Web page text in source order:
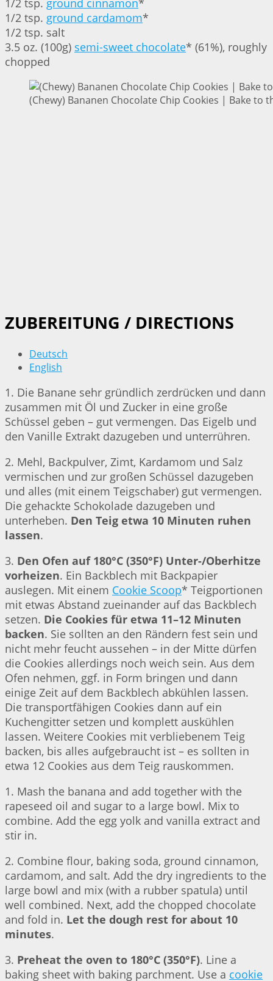
1/2 tsp. ground cinnamon*
1/2 tsp. ground cardamom*
1/2 tsp. salt
3.5 oz. (100g) semi-sweet chocolate* (61%), roughly
chopped
(Chewy) Bananen Chocolate Chip Cookies | Bake to
ZUBEREITUNG / DIRECTIONS
Deutsch
English
1. Die Banane sehr gründlich zerdrücken und dann
zusammen mit Öl und Zucker in eine große
Schüssel geben – gut vermengen. Das Eigelb und
den Vanille Extrakt dazugeben und unterrühren.
2. Mehl, Backpulver, Zimt, Kardamom und Salz
vermischen und zur großen Schüssel dazugeben
und alles (mit einem Teigschaber) gut vermengen.
Die gehackte Schokolade dazugeben und
unterheben. Den Teig etwa 10 Minuten ruhen
lassen.
3. Den Ofen auf 180°C (350°F) Unter-/Oberhitze
vorheizen. Ein Backblech mit Backpapier
auslegen. Mit einem Cookie Scoop* Teigportionen
mit etwas Abstand zueinander auf das Backblech
setzen. Die Cookies für etwa 11–12 Minuten
backen. Sie sollten an den Rändern fest sein und
nicht mehr feucht aussehen – in der Mitte dürfen
die Cookies allerdings noch weich sein. Aus dem
Ofen nehmen, ggf. in Form bringen und dann
einige Zeit auf dem Backblech abkühlen lassen.
Die transportfähigen Cookies dann auf ein
Kuchengitter setzen und komplett auskühlen
lassen. Weitere Cookies mit verbliebenem Teig
backen, bis alles aufgebraucht ist – es sollten in
etwa 12 Cookies aus dem Teig rauskommen.
1. Mash the banana and add together with the
rapeseed oil and sugar to a large bowl. Mix to
combine. Add the egg yolk and vanilla extract and
stir in.
2. Combine flour, baking soda, ground cinnamon,
cardamom, and salt. Add the dry ingredients to the
large bowl and mix (with a rubber spatula) until
well combined. Next, add the chopped chocolate
and fold in. Let the dough rest for about 10
minutes.
3. Preheat the oven to 180°C (350°F). Line a
baking sheet with baking parchment. Use a cookie